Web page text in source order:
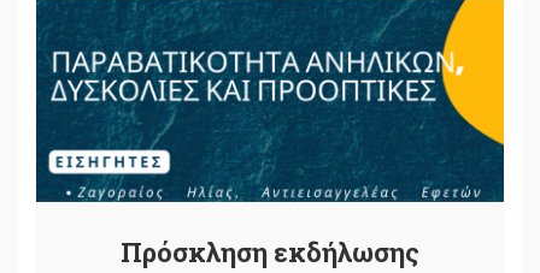
Πρόσκληση εκδήλωσης